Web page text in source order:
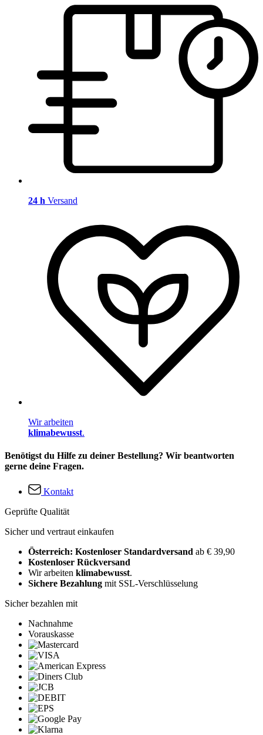
24 h Versand
Wir arbeiten
klimabewusst.
Benötigst du Hilfe zu deiner Bestellung? Wir beantworten
gerne deine Fragen.
Kontakt
Geprüfte Qualität
Sicher und vertraut einkaufen
Österreich: Kostenloser Standardversand ab € 39,90
Kostenloser Rückversand
Wir arbeiten klimabewusst.
Sichere Bezahlung mit SSL-Verschlüsselung
Sicher bezahlen mit
Nachnahme
Vorauskasse